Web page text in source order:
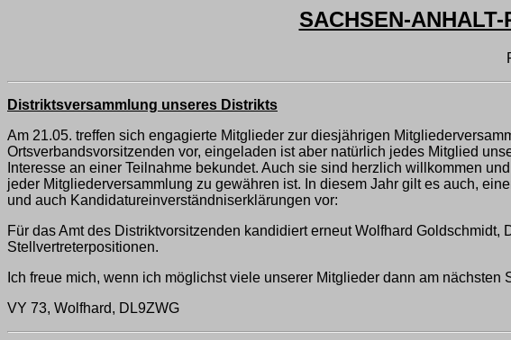
SACHSEN-
Distriktsversammlung unseres Distrikts
Am 21.05. treffen sich engagierte Mitglieder zur diesjährigen
Ortsverbandsvorsitzenden vor, eingeladen ist aber natürlich jedes Mitglied
Interesse an einer Teilnahme bekundet. Auch sie sind herzlich willkommen
jeder Mitgliederversammlung zu gewähren ist. In diesem Jahr gilt es auch,
und auch Kandidatureinverständniserklärungen vor:
Für das Amt des Distriktvorsitzenden kandidiert erneut Wolfhard
Stellvertreterpositionen.
Ich freue mich, wenn ich möglichst viele unserer Mitglieder dann am
VY 73, Wolfhard, DL9ZWG